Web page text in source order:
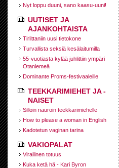
Nyt loppu duuni, sano kaasu-uuni!
UUTISET JA
AJANKOHTAISTA
Tirlittaniin uusi tietokone
Turvallista seksiä kesälaitumilla
55-vuotiasta kylää juhlittiin ympäri
Otaniemeä
Dominante Proms-festivaaleille
TEEKKARIMIEHET JA -
NAISET
Silloin nauroin teekkarimiehelle
How to please a woman in English
Kadotetun vaginan tarina
VAKIOPALAT
Virallinen totuus
Kuka ketä hä - Kari Byron